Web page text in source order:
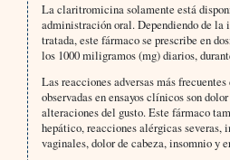
La claritromicina solamente está
administración oral. Dependiendo de la
tratada, este fármaco se prescribe en
los 1000 miligramos (mg) diarios,
Las reacciones adversas más
observadas en ensayos clínicos son
alteraciones del gusto. Este fármaco
hepático, reacciones alérgicas severas,
vaginales, dolor de cabeza, insomnio y